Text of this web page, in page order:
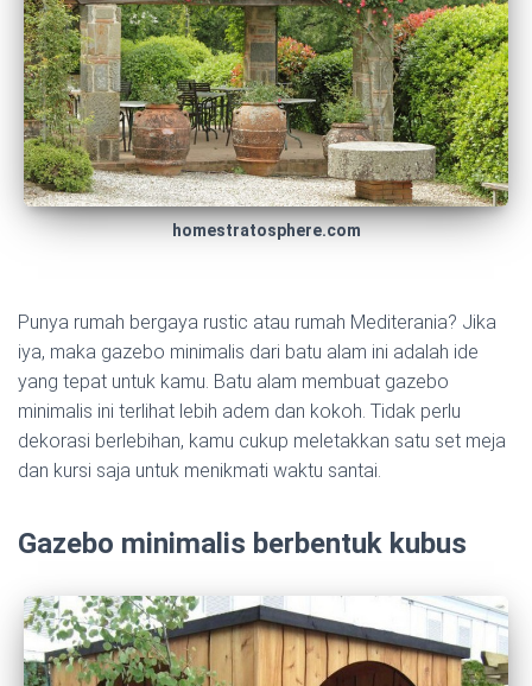
homestratosphere.com
Punya rumah bergaya rustic atau rumah Mediterania? Jika
iya, maka gazebo minimalis dari batu alam ini adalah ide
yang tepat untuk kamu. Batu alam membuat gazebo
minimalis ini terlihat lebih adem dan kokoh. Tidak perlu
dekorasi berlebihan, kamu cukup meletakkan satu set meja
dan kursi saja untuk menikmati waktu santai.
Gazebo minimalis berbentuk kubus